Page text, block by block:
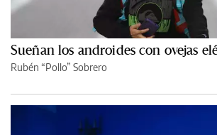
Sueñan los androides con ovejas
Rubén “Pollo” Sobrero